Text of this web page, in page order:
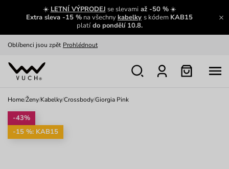
☀️ LETNÍ VÝPRODEJ se slevamiaž -50 %☀️
Extra sleva -15 % na všechnykabelky s kódem KAB15
platído pondělí 10.8.
Výměna a vrácení zdarma Zobrazit
Prohlédnout
Nech se inspirovat Ukázat
Home/Ženy/Kabelky/Crossbody/Giorgia Pink
-43%
-15 %: KAB15